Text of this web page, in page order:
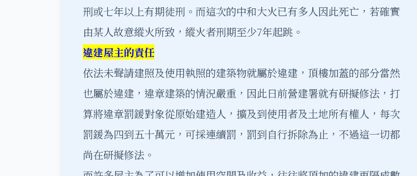
刑或七年以上有期徒刑。而這次的中和大火已有多人因此死亡，若確實
由某人故意縱火所致，縱火者刑期至少7年起跳。
違建屋主的責任
依法未聲請建照及使用執照的建築物就屬於違建，頂樓加蓋的部分當然
也屬於違建，違章建築的情況嚴重，因此日前營建署就有研擬修法，打
算將違章罰鍰對象從原始建造人，擴及到使用者及土地所有權人，每次
罰鍰為四到五十萬元，可採連續罰，罰到自行拆除為止，不過這一切都
尚在研擬修法。